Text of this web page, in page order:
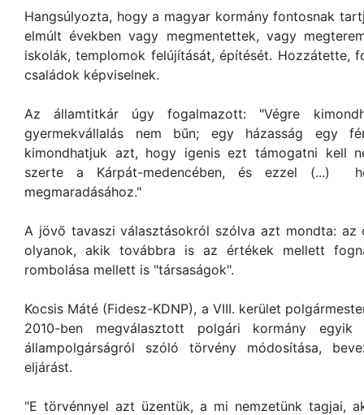
Hangsúlyozta, hogy a magyar kormány fontosnak
elmúlt években vagy megmentettek, vagy
iskolák, templomok felújítását, építését. Hozzátette,
családok képviselnek.
Az államtitkár úgy fogalmazott: "Végre
gyermekvállalás nem bűn; egy házasság egy
kimondhatjuk azt, hogy igenis ezt támogatni kell
szerte a Kárpát-medencében, és ezzel (...)
megmaradásához."
A jövő tavaszi választásokról szólva azt mondta: az
olyanok, akik továbbra is az értékek mellett
rombolása mellett is "társaságok".
Kocsis Máté (Fidesz-KDNP), a VIII. kerület
2010-ben megválasztott polgári kormány
állampolgárságról szóló törvény módosítása,
eljárást.
"E törvénnyel azt üzentük, a mi nemzetünk tagjai,